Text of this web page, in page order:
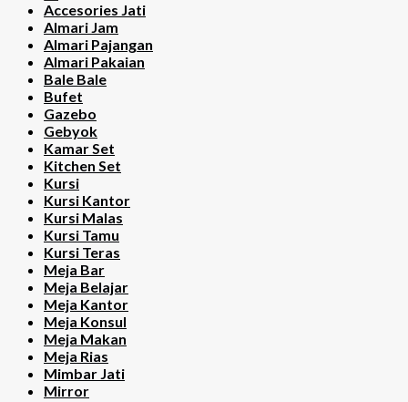
Accesories Jati
Almari Jam
Almari Pajangan
Almari Pakaian
Bale Bale
Bufet
Gazebo
Gebyok
Kamar Set
Kitchen Set
Kursi
Kursi Kantor
Kursi Malas
Kursi Tamu
Kursi Teras
Meja Bar
Meja Belajar
Meja Kantor
Meja Konsul
Meja Makan
Meja Rias
Mimbar Jati
Mirror